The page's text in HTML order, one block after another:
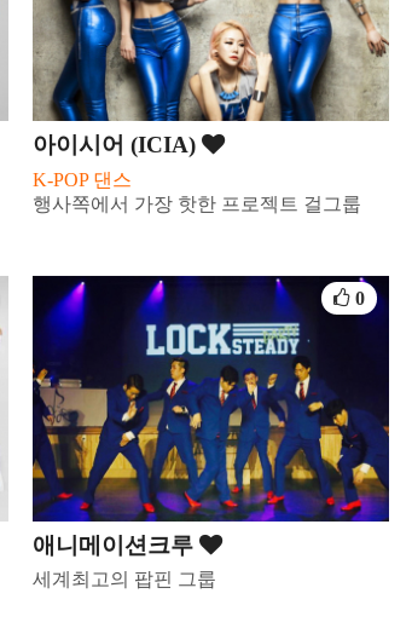
아이시어 (ICIA)
K-POP 댄스
행사쪽에서 가장 핫한 프로젝트 걸그룹
애니메이션크루
세계최고의 팝핀 그룹
0